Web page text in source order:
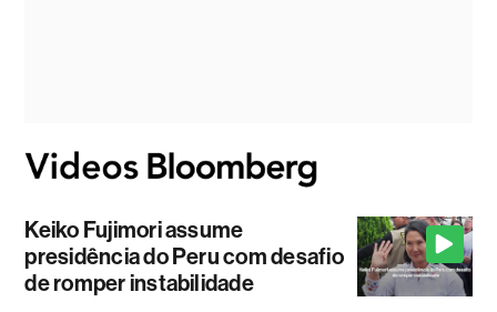
Keiko Fujimori assume
presidência do Peru com desafio
de romper instabilidade